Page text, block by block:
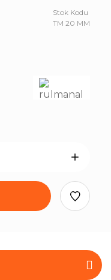
Stok Kodu
TM 20 MM